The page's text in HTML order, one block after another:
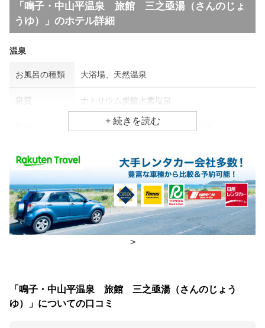
「鳴子・中山平温泉 旅館 三之亟湯（さんのじょ
うゆ）」のホテル詳細
温泉
お風呂の種類 大浴場、天然温泉
泉質 ナトリウム炭酸水素塩泉
アトピー・湿疹、神経痛、美肌効果
食事場所
朝食 広間
夕食 部屋、広間
チェックイン・チェックアウト時間
チェックアウ
ト
10:00
>
「鳴子・中山平温泉 旅館 三之亟湯（さんのじょう
ゆ）」についての口コミ